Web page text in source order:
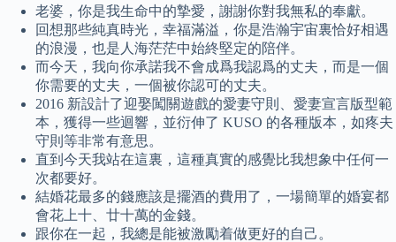
老婆，你是我生命中的摯愛，謝謝你對我無私的奉獻。
回想那些純真時光，幸福滿溢，你是浩瀚宇宙裏恰好相遇
的浪漫，也是人海茫茫中始終堅定的陪伴。
而今天，我向你承諾我不會成爲我認爲的丈夫，而是一個
你需要的丈夫，一個被你認可的丈夫。
2016 新設計了迎娶闖關遊戲的愛妻守則、愛妻宣言版型範
本，獲得一些迴響，並衍伸了 KUSO 的各種版本，如疼夫
守則等非常有意思。
直到今天我站在這裏，這種真實的感覺比我想象中任何一
次都要好。
結婚花最多的錢應該是擺酒的費用了，一場簡單的婚宴都
會花上十、廿十萬的金錢。
跟你在一起，我總是能被激勵着做更好的自己。